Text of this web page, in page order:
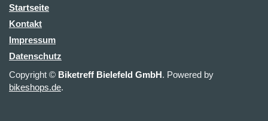
Startseite
Kontakt
Impressum
Datenschutz
Copyright © Biketreff Bielefeld GmbH. Powered by
bikeshops.de.